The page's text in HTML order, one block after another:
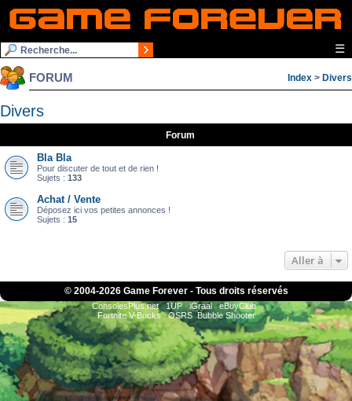
☰
FORUM Index > Divers
Divers
Forum
Bla Bla
Pour discuter de tout et de rien !
Sujets : 133
Achat / Vente
Déposez ici vos petites annonces !
Sujets : 15
Aller à
© 2004-2026 Game Forever - Tous droits réservés
ConsolesPlus.net 1UP iGraal
eBuyClub
Fortnite V-Bucks
OSRS Bubble Shooter